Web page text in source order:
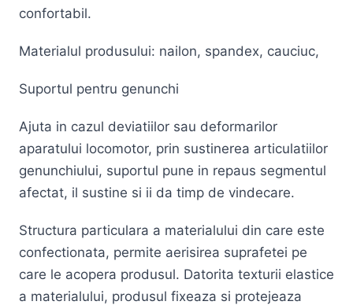
confortabil.
Materialul produsului: nailon, spandex, cauciuc,
Suportul pentru genunchi
Ajuta in cazul deviatiilor sau deformarilor
aparatului locomotor, prin sustinerea articulatiilor
genunchiului, suportul pune in repaus segmentul
afectat, il sustine si ii da timp de vindecare.
Structura particulara a materialului din care este
confectionata, permite aerisirea suprafetei pe
care le acopera produsul. Datorita texturii elastice
a materialului, produsul fixeaza si protejeaza